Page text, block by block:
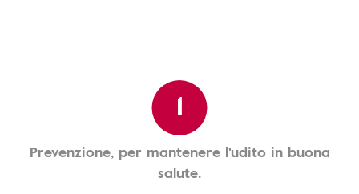
1
Prevenzione, per mantenere l'udito in buona
salute.